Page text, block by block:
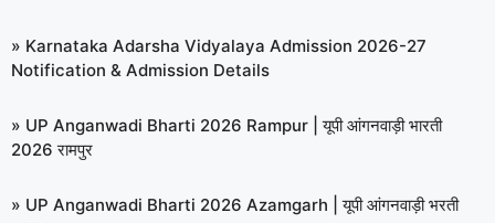
» Karnataka Adarsha Vidyalaya Admission 2026-27
Notification & Admission Details
» UP Anganwadi Bharti 2026 Rampur | यूपी आंगनवाड़ी भारती
2026 रामपुर
» UP Anganwadi Bharti 2026 Azamgarh | यूपी आंगनवाड़ी भरती